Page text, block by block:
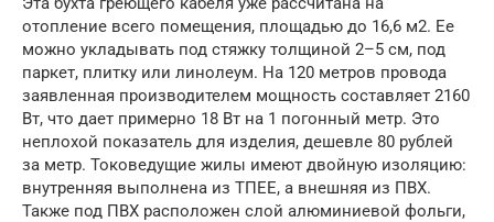
отопление всего помещения, площадью до 16,6 м2. Ее
можно укладывать под стяжку толщиной 2–5 см, под
паркет, плитку или линолеум. На 120 метров провода
заявленная производителем мощность составляет 2160
Вт, что дает примерно 18 Вт на 1 погонный метр. Это
неплохой показатель для изделия, дешевле 80 рублей
за метр. Токоведущие жилы имеют двойную изоляцию:
внутренняя выполнена из ТПЕЕ, а внешняя из ПВХ.
Также под ПВХ расположен слой алюминиевой фольги,